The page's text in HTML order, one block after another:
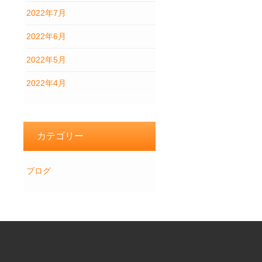
2022年7月
2022年6月
2022年5月
2022年4月
カテゴリー
ブログ